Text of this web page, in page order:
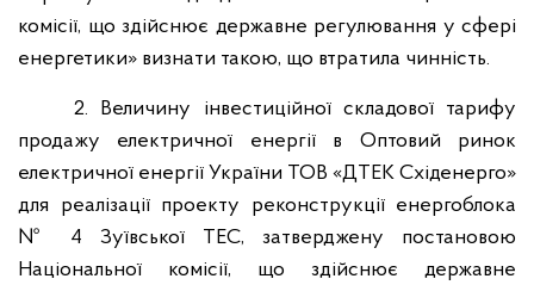
комісії, що здійснює державне регулювання у сфері
енергетики» визнати такою, що втратила чинність.
2. Величину інвестиційної складової тарифу
продажу електричної енергії в Оптовий ринок
електричної енергії України ТОВ «ДТЕК Східенерго»
для реалізації проекту реконструкції енергоблока
№ 4 Зуївської ТЕС, затверджену постановою
Національної комісії, що здійснює державне